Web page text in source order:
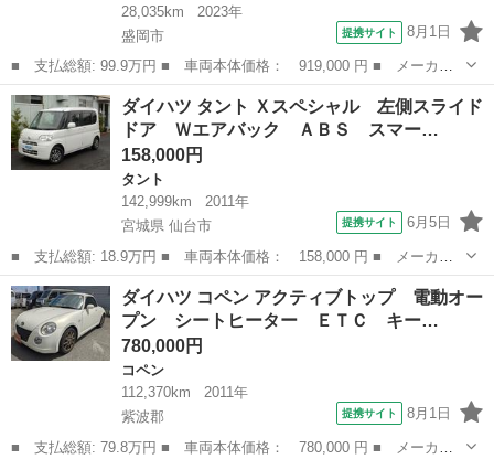
28,035km
2023年
盛岡市
提携サイト 8月1日
■ 支払総額: 99.9万円 ■ 車両本体価格： 919,000 円 ■ メーカー
名： ダイハツ ■ 車種名： ミライース ■ グレード名： Ｘ Ｓ
ＡＩＩＩ ４ＷＤ 衝突被害軽減システム 禁煙車 コーナーセンサ
ー スマート...
岩手 盛岡市 ミライース
ダイハツ タント Ｘスペシャル 左側スライド
ドア Ｗエアバック ＡＢＳ スマー…
158,000円
タント
142,999km
2011年
宮城県 仙台市
提携サイト 6月5日
■ 支払総額: 18.9万円 ■ 車両本体価格： 158,000 円 ■ メーカー
名： ダイハツ ■ 車種名： タント ■ グレード名： Ｘスペシャ
ル 左側スライドドア Ｗエアバック ＡＢＳ スマートキー ＥＴ
Ｃ ＣＤデッ...
宮城 仙台市 タント
ダイハツ コペン アクティブトップ 電動オー
プン シートヒーター ＥＴＣ キー…
780,000円
コペン
112,370km
2011年
紫波郡
提携サイト 8月1日
■ 支払総額: 79.8万円 ■ 車両本体価格： 780,000 円 ■ メーカー